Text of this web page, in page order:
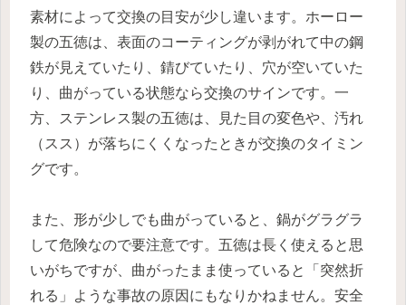
素材によって交換の目安が少し違います。ホーロー
製の五徳は、表面のコーティングが剥がれて中の鋼
鉄が見えていたり、錆びていたり、穴が空いていた
り、曲がっている状態なら交換のサインです。一
方、ステンレス製の五徳は、見た目の変色や、汚れ
（スス）が落ちにくくなったときが交換のタイミン
グです。
また、形が少しでも曲がっていると、鍋がグラグラ
して危険なので要注意です。五徳は長く使えると思
いがちですが、曲がったまま使っていると「突然折
れる」ような事故の原因にもなりかねません。安全